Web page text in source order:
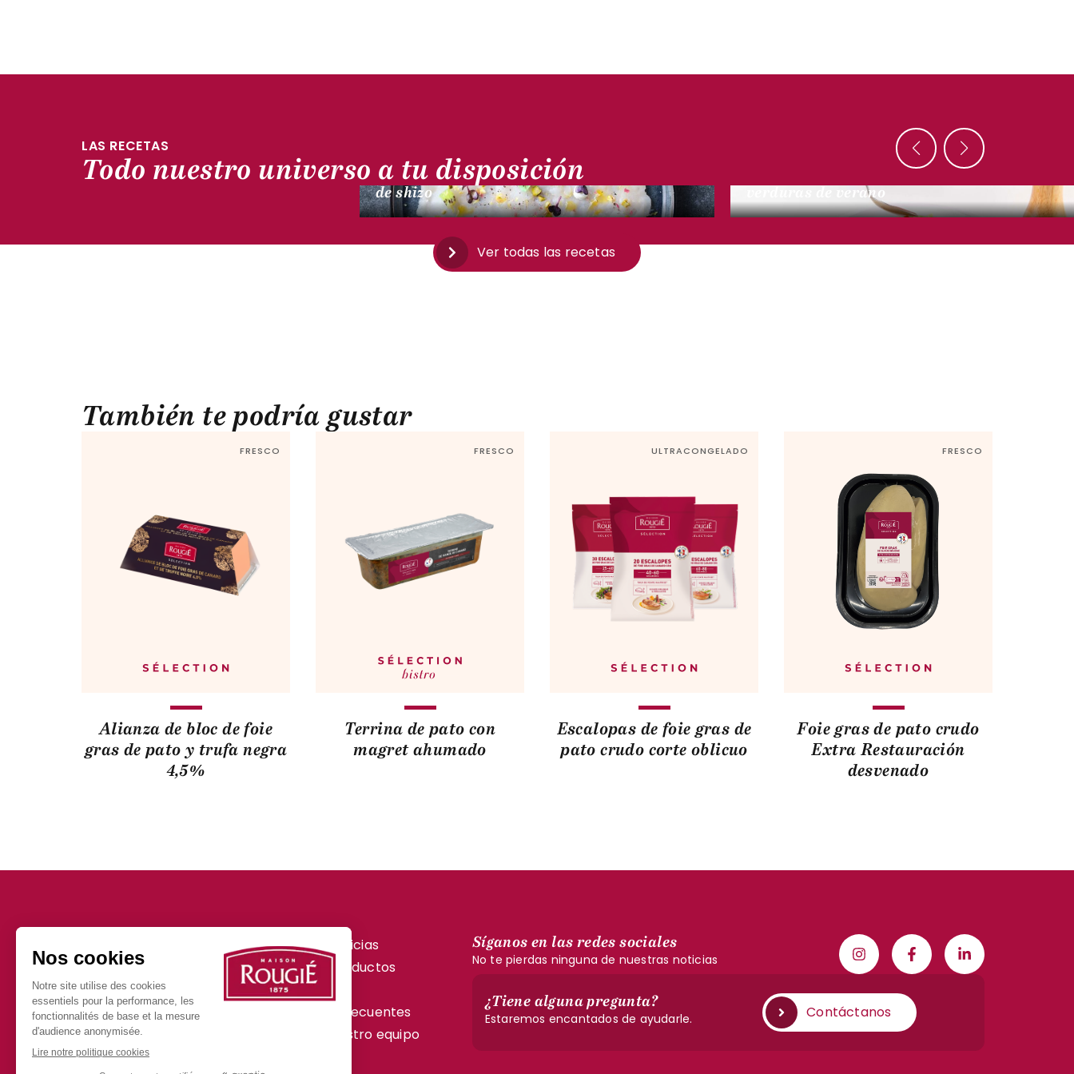
LAS RECETAS
Todo nuestro universo a tu disposición
Carpaccio de bacalao, crema batida y hojas
de shizo
Escalope de foie gras a la plancha, ragú de
verduras de verano
Ver todas las recetas
También te podría gustar
FRESCO
Alianza de bloc de foie
gras de pato y trufa negra
4,5%
FRESCO
Terrina de pato con
magret ahumado
ULTRACONGELADO
Escalopas de foie gras de
pato crudo corte oblicuo
FRESCO
Foie gras de pato crudo
Extra Restauración
desvenado
150 años al servicio
de su imaginación
Nuestras noticias
Nuestros productos
Prensa
Preguntas Frecuentes
Únase a nuestro equipo
Síganos en las redes sociales
No te pierdas ninguna de nuestras noticias
¿Tiene alguna pregunta?
Estaremos encantados de ayudarle. Contáctanos